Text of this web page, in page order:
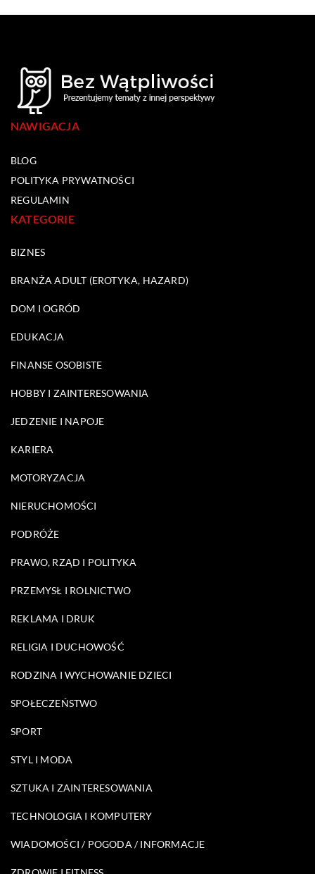
NAWIGACJA
BLOG
POLITYKA PRYWATNOŚCI
REGULAMIN
KATEGORIE
BIZNES
BRANŻA ADULT (EROTYKA, HAZARD)
DOM I OGRÓD
EDUKACJA
FINANSE OSOBISTE
HOBBY I ZAINTERESOWANIA
JEDZENIE I NAPOJE
KARIERA
MOTORYZACJA
NIERUCHOMOŚCI
PODRÓŻE
PRAWO, RZĄD I POLITYKA
PRZEMYSŁ I ROLNICTWO
REKLAMA I DRUK
RELIGIA I DUCHOWOŚĆ
RODZINA I WYCHOWANIE DZIECI
SPOŁECZEŃSTWO
SPORT
STYL I MODA
SZTUKA I ZAINTERESOWANIA
TECHNOLOGIA I KOMPUTERY
WIADOMOŚCI / POGODA / INFORMACJE